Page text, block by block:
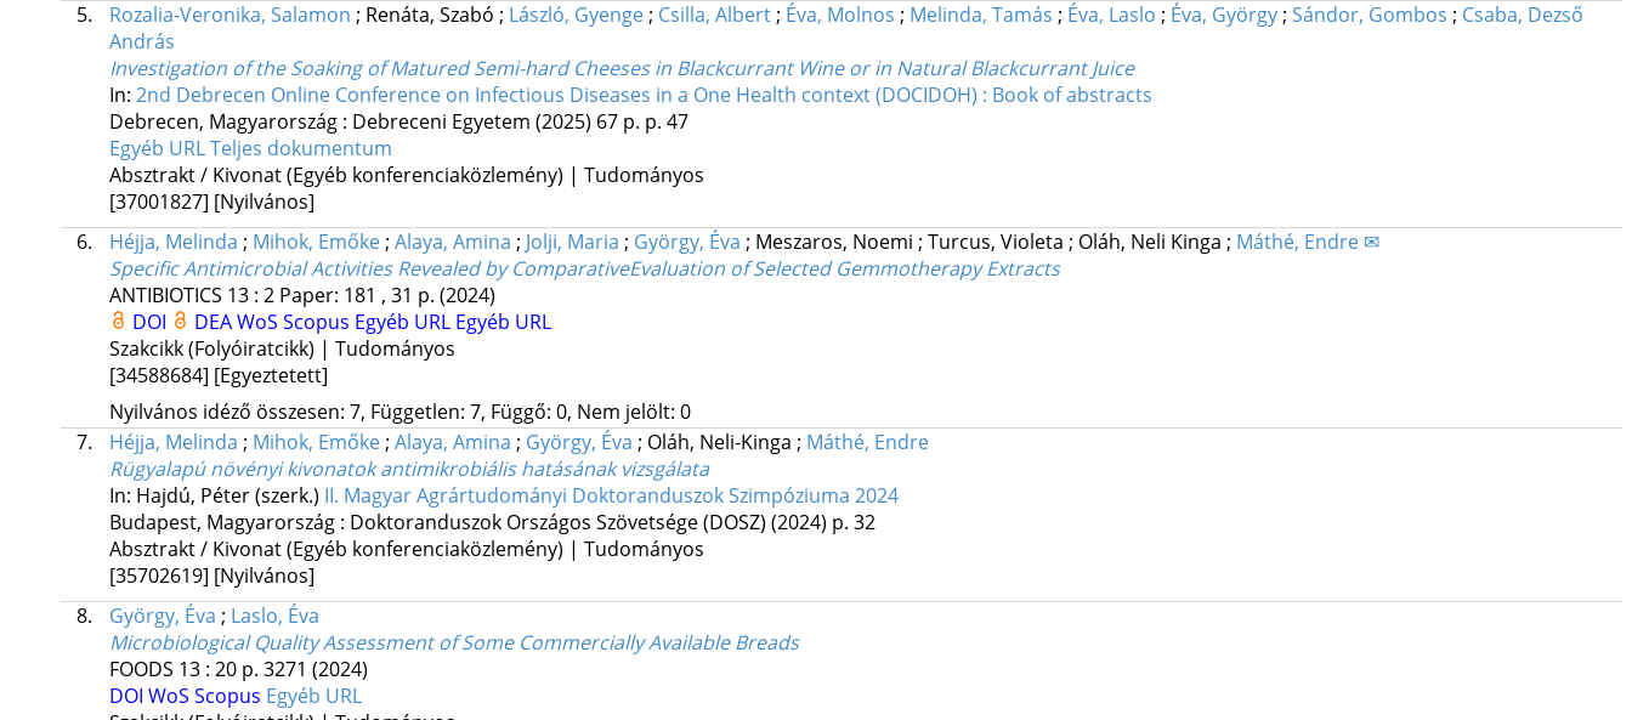
5.
Rozalia-Veronika, Salamon ; Renáta, Szabó ; László, Gyenge; Csilla, Albert; Éva, Molnos ; Melinda, Tamás ; Éva, Laslo ; Éva, György; Sándor, Gombos ; Csaba, Dezső
András
Investigation of the Soaking of Matured Semi-hard Cheeses in Blackcurrant Wine or in Natural Blackcurrant Juice
In: 2nd Debrecen Online Conference on Infectious Diseases in a One Health context (DOCIDOH) : Book of abstracts
Debrecen, Magyarország : Debreceni Egyetem (2025) 67 p. p. 47
Egyéb URLTeljes dokumentum
Absztrakt / Kivonat (Egyéb konferenciaközlemény) | Tudományos
[37001827] [Nyilvános]
6.
Héjja, Melinda ; Mihok, Emőke; Alaya, Amina ; Jolji, Maria ; György, Éva ; Meszaros, Noemi ; Turcus, Violeta ; Oláh, Neli Kinga ; Máthé, Endre ✉
Specific Antimicrobial Activities Revealed by ComparativeEvaluation of Selected Gemmotherapy Extracts
ANTIBIOTICS 13: 2 Paper: 181 , 31 p. (2024)
DOI
DEAWoS Scopus Egyéb URL Egyéb URL
Szakcikk (Folyóiratcikk) | Tudományos
[34588684] [Egyeztetett]
Nyilvános idéző összesen: 7, Független: 7, Függő: 0, Nem jelölt: 0
7.
Héjja, Melinda ; Mihok, Emőke; Alaya, Amina ; György, Éva ; Oláh, Neli-Kinga ; Máthé, Endre
Rügyalapú növényi kivonatok antimikrobiális hatásának vizsgálata
In: Hajdú, Péter (szerk.) II. Magyar Agrártudományi Doktoranduszok Szimpóziuma 2024
Budapest, Magyarország : Doktoranduszok Országos Szövetsége (DOSZ) (2024) p. 32
Absztrakt / Kivonat (Egyéb konferenciaközlemény) | Tudományos
[35702619] [Nyilvános]
8.
György, Éva ; Laslo, Éva
Microbiological Quality Assessment of Some Commercially Available Breads
FOODS 13: 20 p. 3271 (2024)
DOI WoS Scopus Egyéb URL